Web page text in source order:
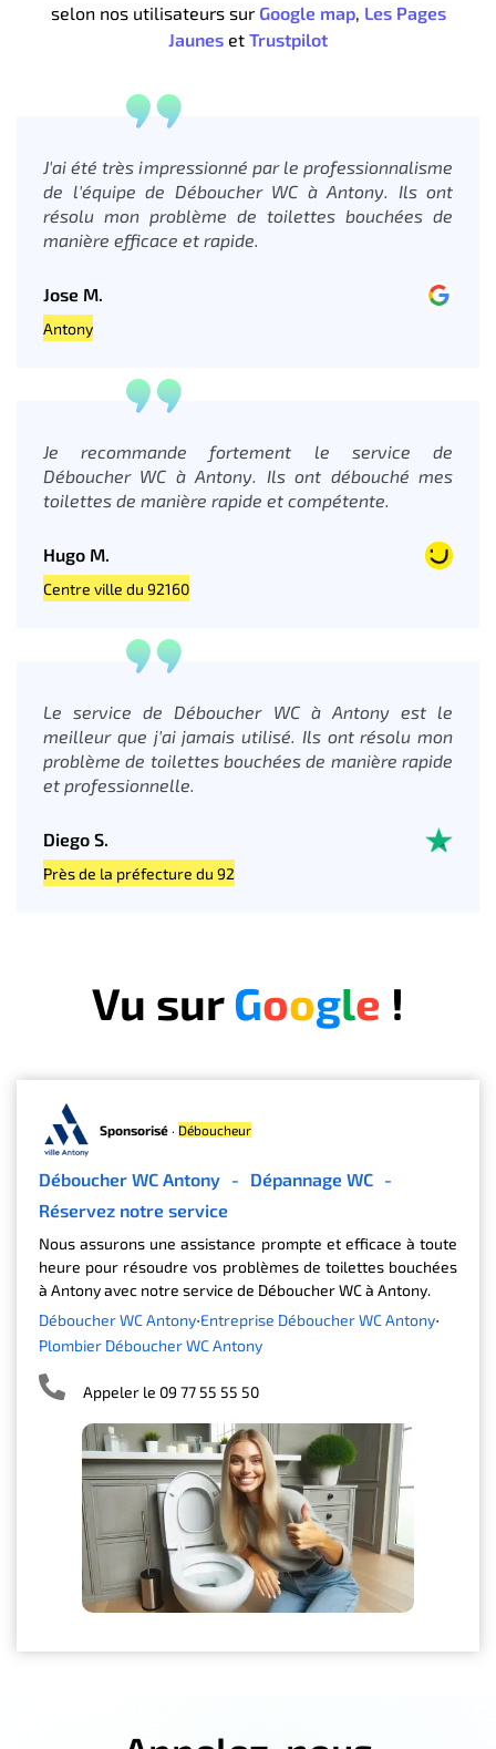
selon nos utilisateurs sur Google map, Les Pages
Jaunes et Trustpilot
J'ai été très impressionné par le professionnalisme
de l'équipe de Déboucher WC à Antony. Ils ont
résolu mon problème de toilettes bouchées de
manière efficace et rapide.
Jose M.
Antony
Je recommande fortement le service de
Déboucher WC à Antony. Ils ont débouché mes
toilettes de manière rapide et compétente.
Hugo M.
Centre ville du 92160
Le service de Déboucher WC à Antony est le
meilleur que j'ai jamais utilisé. Ils ont résolu mon
problème de toilettes bouchées de manière rapide
et professionnelle.
Diego S.
Près de la préfecture du 92
Vu surGoogle !
Sponsorisé · Déboucheur
Déboucher WC Antony - Dépannage WC -
Réservez notre service
Nous assurons une assistance prompte et efficace à toute
heure pour résoudre vos problèmes de toilettes bouchées
à Antony avec notre service de Déboucher WC à Antony.
Déboucher WC Antony
Entreprise Déboucher WC Antony
Plombier Déboucher WC Antony
Appeler le 09 77 55 55 50